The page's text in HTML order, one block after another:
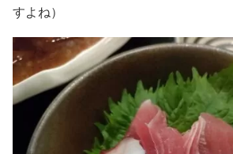
すよね）